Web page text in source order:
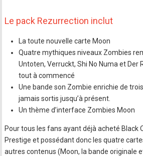
Le pack Rezurrection inclut
La toute nouvelle carte Moon
Quatre mythiques niveaux Zombies
Untoten, Verruckt, Shi No Numa et Der
tout à commencé
Une bande son Zombie enrichie de
jamais sortis jusqu’à présent.
Un thème d’interface Zombies Moon
Pour tous les fans ayant déjà acheté Black
Prestige et possédant donc les quatre
autres contenus (Moon, la bande originale